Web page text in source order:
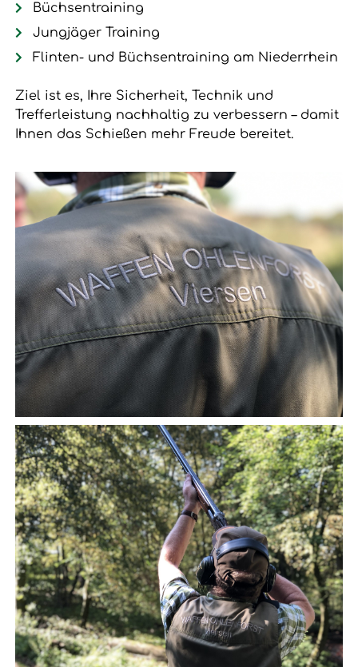
Büchsentraining
Jungjäger Training
Flinten- und Büchsentraining am Niederrhein
Ziel ist es, Ihre Sicherheit, Technik und
Trefferleistung nachhaltig zu verbessern – damit
Ihnen das Schießen mehr Freude bereitet.